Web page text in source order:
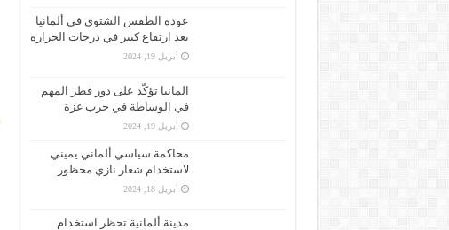
عودة الطقس الشتوي في ألمانيا
بعد ارتفاع كبير في درجات الحرارة
أبريل 19, 2024
المانيا تؤكّد على دور قطر المهم
في الوساطة في حرب غزة
أبريل 19, 2024
محاكمة سياسي ألماني يميني
لاستخدام شعار نازي محظور
أبريل 18, 2024
مدينة ألمانية تحظر استخدام